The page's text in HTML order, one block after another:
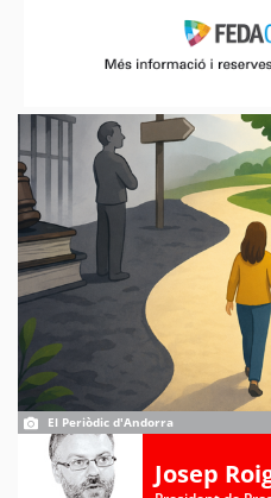
El Periòdic d'Andorra
Josep